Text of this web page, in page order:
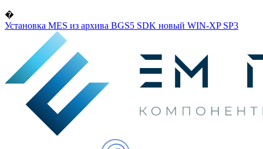
�
Установка MES из архива BGS5 SDK новый WIN-XP SP3